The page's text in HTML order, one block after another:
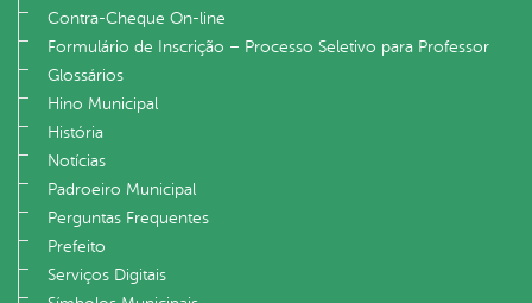
Contra-Cheque On-line
Formulário de Inscrição – Processo Seletivo para Professor
Glossários
Hino Municipal
História
Notícias
Padroeiro Municipal
Perguntas Frequentes
Prefeito
Serviços Digitais